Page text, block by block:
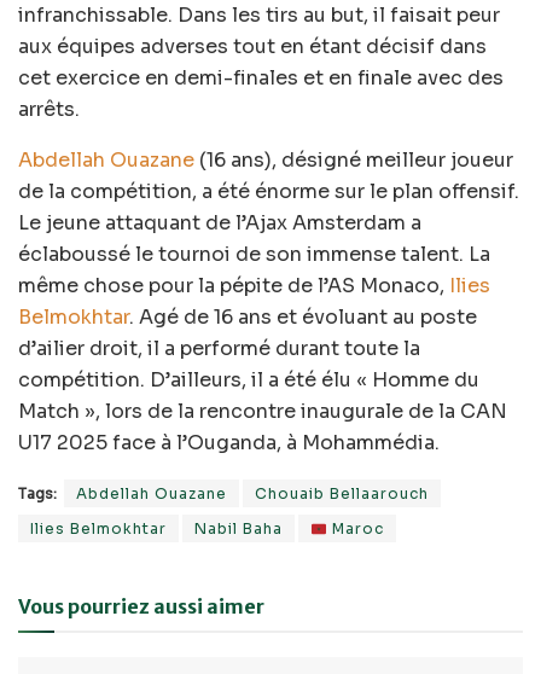
infranchissable. Dans les tirs au but, il faisait peur
aux équipes adverses tout en étant décisif dans
cet exercice en demi-finales et en finale avec des
arrêts.
Abdellah Ouazane (16 ans), désigné meilleur joueur
de la compétition, a été énorme sur le plan offensif.
Le jeune attaquant de l’Ajax Amsterdam a
éclaboussé le tournoi de son immense talent. La
même chose pour la pépite de l’AS Monaco, Ilies
Belmokhtar. Agé de 16 ans et évoluant au poste
d’ailier droit, il a performé durant toute la
compétition. D’ailleurs, il a été élu « Homme du
Match », lors de la rencontre inaugurale de la CAN
U17 2025 face à l’Ouganda, à Mohammédia.
Tags: Abdellah Ouazane
Chouaib Bellaarouch
Ilies Belmokhtar
Nabil Baha Maroc
Vous pourriez aussi aimer